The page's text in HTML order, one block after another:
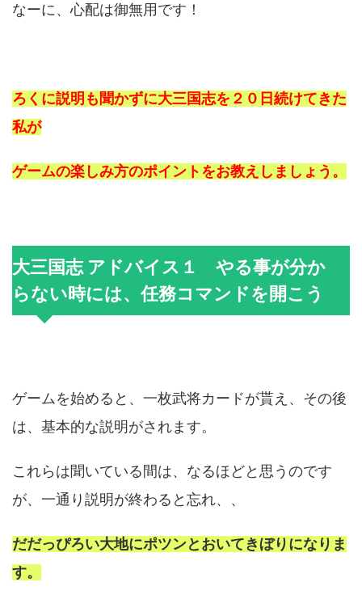
なーに、心配は御無用です！
ろくに説明も聞かずに大三国志を２０日続けてきた
私が
ゲームの楽しみ方のポイントをお教えしましょう。
大三国志 アドバイス１ やる事が分か
らない時には、任務コマンドを開こう
ゲームを始めると、一枚武将カードが貰え、その後
は、基本的な説明がされます。
これらは聞いている間は、なるほどと思うのです
が、一通り説明が終わると忘れ、、
だだっぴろい大地にポツンとおいてきぼりになりま
す。